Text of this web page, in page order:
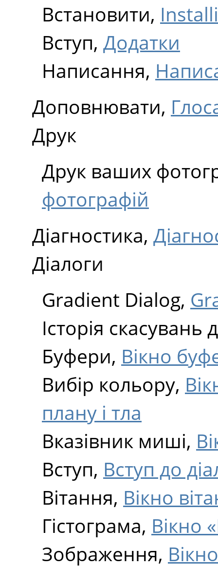
Встановити,
Вступ, Додатки
Написання,
Доповнювати,
Друк
Друк ваших
фотографій
Діагностика,
Діалоги
Gradient Dialog,
Історія скасувань
Буфери, Вікно
Вибір кольору,
плану і тла
Вказівник миші,
Вступ, Вступ до
Вітання, Вікно
Гістограма, Вікно
Зображення,